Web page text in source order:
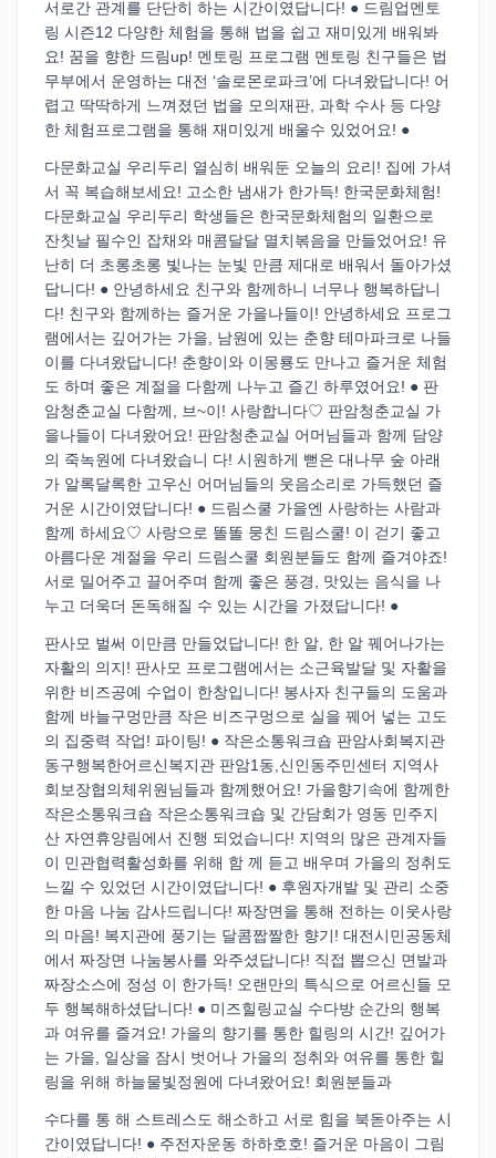
서로간 관계를 단단히 하는 시간이였답니다! ● 드림업멘토
링 시즌12 다양한 체험을 통해 법을 쉽고 재미있게 배워봐
요! 꿈을 향한 드림up! 멘토링 프로그램 멘토링 친구들은 법
무부에서 운영하는 대전 ‘솔로몬로파크’에 다녀왔답니다! 어
렵고 딱딱하게 느껴졌던 법을 모의재판, 과학 수사 등 다양
한 체험프로그램을 통해 재미있게 배울수 있었어요! ●
다문화교실 우리두리 열심히 배워둔 오늘의 요리! 집에 가셔
서 꼭 복습해보세요! 고소한 냄새가 한가득! 한국문화체험!
다문화교실 우리두리 학생들은 한국문화체험의 일환으로
잔칫날 필수인 잡채와 매콤달달 멸치볶음을 만들었어요! 유
난히 더 초롱초롱 빛나는 눈빛 만큼 제대로 배워서 돌아가셨
답니다! ● 안녕하세요 친구와 함께하니 너무나 행복하답니
다! 친구와 함께하는 즐거운 가을나들이! 안녕하세요 프로그
램에서는 깊어가는 가을, 남원에 있는 춘향 테마파크로 나들
이를 다녀왔답니다! 춘향이와 이몽룡도 만나고 즐거운 체험
도 하며 좋은 계절을 다함께 나누고 즐긴 하루였어요! ● 판
암청춘교실 다함께, 브~이! 사랑합니다♡ 판암청춘교실 가
을나들이 다녀왔어요! 판암청춘교실 어머님들과 함께 담양
의 죽녹원에 다녀왔습니 다! 시원하게 뻗은 대나무 숲 아래
가 알록달록한 고우신 어머님들의 웃음소리로 가득했던 즐
거운 시간이였답니다! ● 드림스쿨 가을엔 사랑하는 사람과
함께 하세요♡ 사랑으로 똘똘 뭉친 드림스쿨! 이 걷기 좋고
아름다운 계절을 우리 드림스쿨 회원분들도 함께 즐겨야죠!
서로 밀어주고 끌어주며 함께 좋은 풍경, 맛있는 음식을 나
누고 더욱더 돈독해질 수 있는 시간을 가졌답니다! ●
판사모 벌써 이만큼 만들었답니다! 한 알, 한 알 꿰어나가는
자활의 의지! 판사모 프로그램에서는 소근육발달 및 자활을
위한 비즈공예 수업이 한창입니다! 봉사자 친구들의 도움과
함께 바늘구멍만큼 작은 비즈구멍으로 실을 꿰어 넣는 고도
의 집중력 작업! 파이팅! ● 작은소통워크숍 판암사회복지관
동구행복한어르신복지관 판암1동,신인동주민센터 지역사
회보장협의체위원님들과 함께했어요! 가을향기속에 함께한
작은소통워크숍 작은소통워크숍 및 간담회가 영동 민주지
산 자연휴양림에서 진행 되었습니다! 지역의 많은 관계자들
이 민관협력활성화를 위해 함 께 듣고 배우며 가을의 정취도
느낄 수 있었던 시간이였답니다! ● 후원자개발 및 관리 소중
한 마음 나눔 감사드립니다! 짜장면을 통해 전하는 이웃사랑
의 마음! 복지관에 풍기는 달콤짭짤한 향기! 대전시민공동체
에서 짜장면 나눔봉사를 와주셨답니다! 직접 뽑으신 면발과
짜장소스에 정성 이 한가득! 오랜만의 특식으로 어르신들 모
두 행복해하셨답니다! ● 미즈힐링교실 수다방 순간의 행복
과 여유를 즐겨요! 가을의 향기를 통한 힐링의 시간! 깊어가
는 가을, 일상을 잠시 벗어나 가을의 정취와 여유를 통한 힐
링을 위해 하늘물빛정원에 다녀왔어요! 회원분들과
수다를 통 해 스트레스도 해소하고 서로 힘을 북돋아주는 시
간이였답니다! ● 주전자운동 하하호호! 즐거운 마음이 그림